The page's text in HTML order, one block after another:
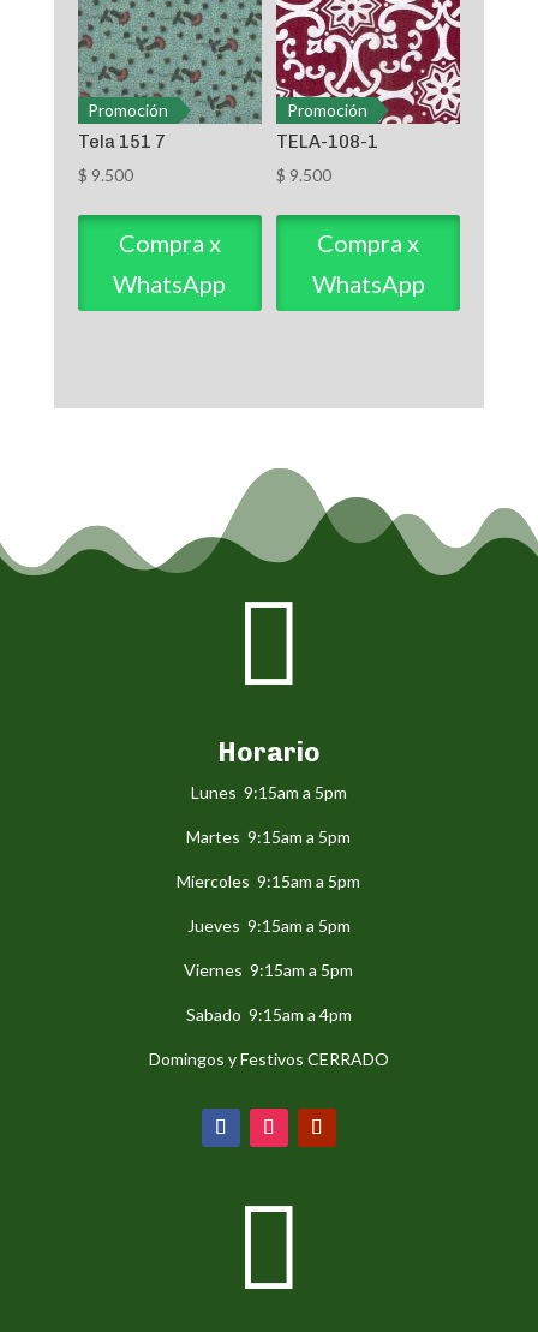
Promoción
Tela 151 7
$ 9.500
Compra x
WhatsApp
Promoción
TELA-108-1
$ 9.500
Compra x
WhatsApp

Horario
Lunes 9:15am a 5pm
Martes 9:15am a 5pm
Miercoles 9:15am a 5pm
Jueves 9:15am a 5pm
Viernes 9:15am a 5pm
Sabado 9:15am a 4pm
Domingos y Festivos CERRADO
